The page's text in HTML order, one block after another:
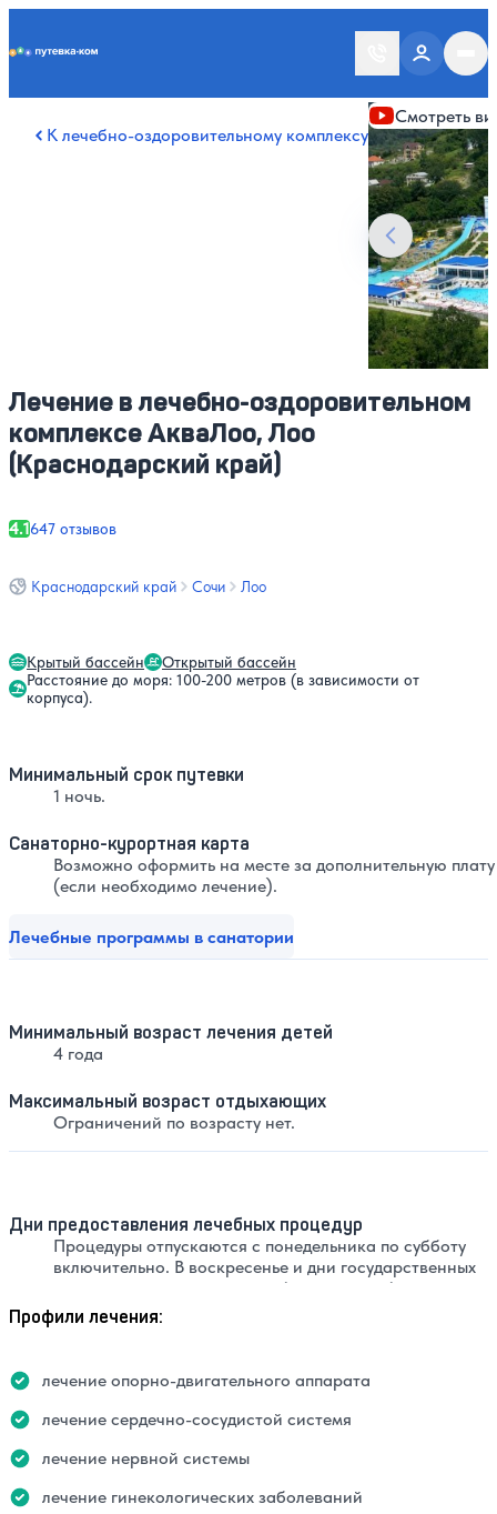
К лечебно-оздоровительному комплексу
Смотреть
Смотреть все
Лечение в лечебно-оздоровительном
комплексе АкваЛоо, Лоо
(Краснодарский край)
Краснодарский край Сочи Лоо
Крытый бассейн
Открытый бассейн
Расстояние до моря: 100-200 метров (в зависимости от
корпуса).
4.1647 отзывов
Минимальный срок путевки
1 ночь.
Санаторно-курортная карта
Возможно оформить на месте за дополнительную плату
(если необходимо лечение).
Лечебные программы в санатории
Минимальный возраст лечения детей
4 года
Максимальный возраст отдыхающих
Ограничений по возрасту нет.
Дни предоставления лечебных процедур
Процедуры отпускаются с понедельника по субботу
включительно. В воскресенье и дни государственных
праздников процедурные кабинеты не работают.
Профили лечения:
лечение опорно-двигательного аппарата
лечение сердечно-сосудистой системя
лечение нервной системы
лечение гинекологических заболеваний